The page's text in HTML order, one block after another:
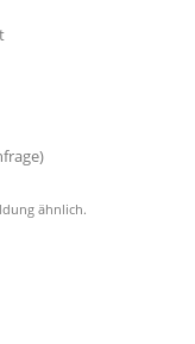
ähnlich.